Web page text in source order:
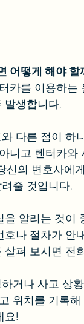
어떻게 해야 할
카를 이용하는
발생합니다.
다른 점이 하
니고 렌터카
신의 변호사에
줄 것입니다.
알리는 것이
나 절차가 안
펴 보시면 전
거나 사고 상
위치를 기록
요!